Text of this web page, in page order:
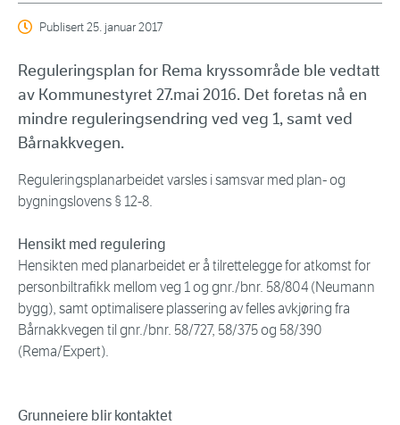
Publisert25. januar 2017
Reguleringsplan for Rema kryssområde ble vedtatt
av Kommunestyret 27.mai 2016. Det foretas nå en
mindre reguleringsendring ved veg 1, samt ved
Bårnakkvegen.
Reguleringsplanarbeidet varsles i samsvar med plan- og
bygningslovens § 12-8.
Hensikt med regulering
Hensikten med planarbeidet er å tilrettelegge for atkomst for
personbiltrafikk mellom veg 1 og gnr./bnr. 58/804 (Neumann
bygg), samt optimalisere plassering av felles avkjøring fra
Bårnakkvegen til gnr./bnr. 58/727, 58/375 og 58/390
(Rema/Expert).
Grunneiere blir kontaktet